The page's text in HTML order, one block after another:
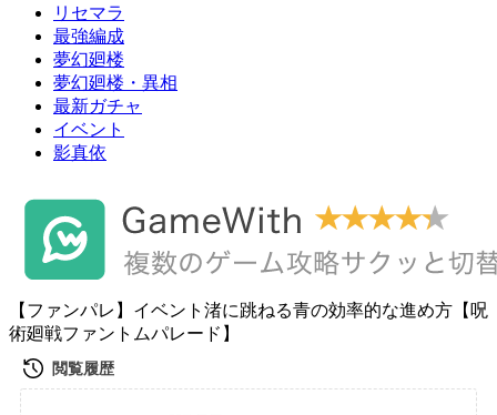
リセマラ
最強編成
夢幻廻楼
夢幻廻楼・異相
最新ガチャ
イベント
影真依
【ファンパレ】イベント渚に跳ねる青の効率的な進め方【呪
術廻戦ファントムパレード】